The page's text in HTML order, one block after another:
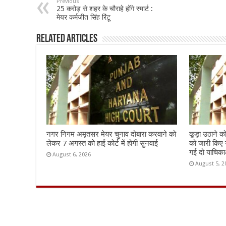
o
o
p
p
Previous
25 करोड़ से शहर के चौराहे होंगे स्मार्ट :
मेयर कर्मजीत सिंह रिंटू
Related Articles
नगर निगम अमृतसर मेयर चुनाव दोबारा करवाने को
लेकर 7 अगस्त को हाई कोर्ट में होगी सुनवाई
August 6, 2026
कूड़ा उठाने
को जारी
गई दो
August 5,